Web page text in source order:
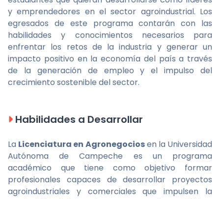
y emprendedores en el sector agroindustrial. Los
egresados de este programa contarán con las
habilidades y conocimientos necesarios para
enfrentar los retos de la industria y generar un
impacto positivo en la economía del país a través
de la generación de empleo y el impulso del
crecimiento sostenible del sector.
Habilidades a Desarrollar
La Licenciatura en Agronegociosen la Universidad
Autónoma de Campeche es un programa
académico que tiene como objetivo formar
profesionales capaces de desarrollar proyectos
agroindustriales y comerciales que impulsen la